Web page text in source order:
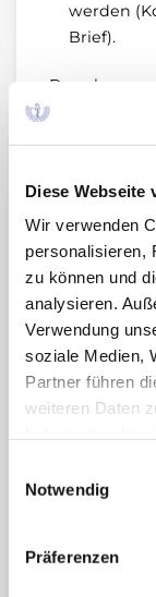
Diese Webseite
Wir verwenden
personalisieren,
zu können und
analysieren.
Verwendung
soziale Medien,
Partner führen
weiteren Daten
Cookies, wenn
Notwendig
Präferenzen
werden
Brief).
Der
aufgrund
Kontakt der
oder
Packung
und
waren,
geprüften
Emblaveo
aufgrund